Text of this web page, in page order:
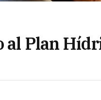
al Plan